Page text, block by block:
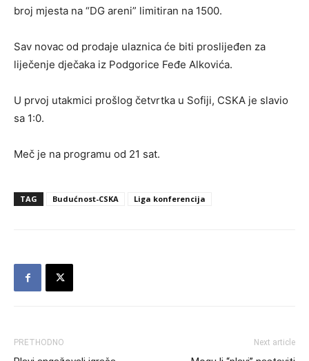
broj mjesta na “DG areni” limitiran na 1500.
Sav novac od prodaje ulaznica će biti proslijeđen za
liječenje dječaka iz Podgorice Feđe Alkovića.
U prvoj utakmici prošlog četvrtka u Sofiji, CSKA je slavio
sa 1:0.
Meč je na programu od 21 sat.
TAG Budućnost-CSKA Liga konferencija
PRETHODNO Next article